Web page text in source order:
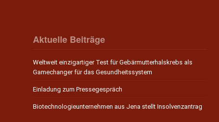
Aktuelle Beiträge
Weltweit einzigartiger Test für Gebärmutterhalskrebs als
Gamechanger für das Gesundheitssystem
Einladung zum Pressegespräch
Biotechnologieunternehmen aus Jena stellt Insolvenzantrag